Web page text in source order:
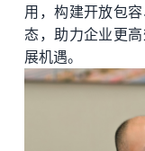
用，构建开放包
态，助力企业更
展机遇。